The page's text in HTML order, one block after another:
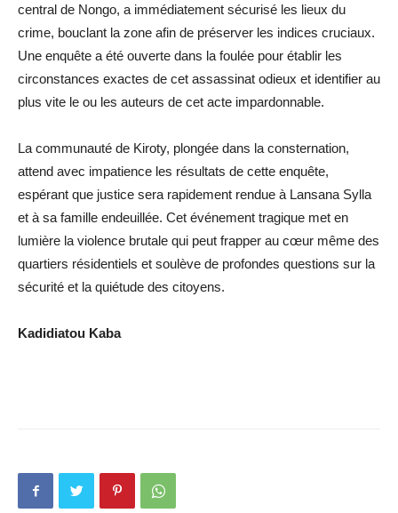
central de Nongo, a immédiatement sécurisé les lieux du
crime, bouclant la zone afin de préserver les indices cruciaux.
Une enquête a été ouverte dans la foulée pour établir les
circonstances exactes de cet assassinat odieux et identifier au
plus vite le ou les auteurs de cet acte impardonnable.
La communauté de Kiroty, plongée dans la consternation,
attend avec impatience les résultats de cette enquête,
espérant que justice sera rapidement rendue à Lansana Sylla
et à sa famille endeuillée. Cet événement tragique met en
lumière la violence brutale qui peut frapper au cœur même des
quartiers résidentiels et soulève de profondes questions sur la
sécurité et la quiétude des citoyens.
Kadidiatou Kaba